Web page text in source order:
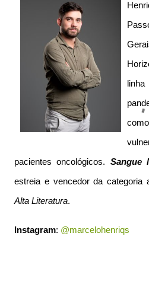
pacientes oncológicos. Sangue
estreia e vencedor da categoria
Alta Literatura.
Instagram: @marcelohenriqs